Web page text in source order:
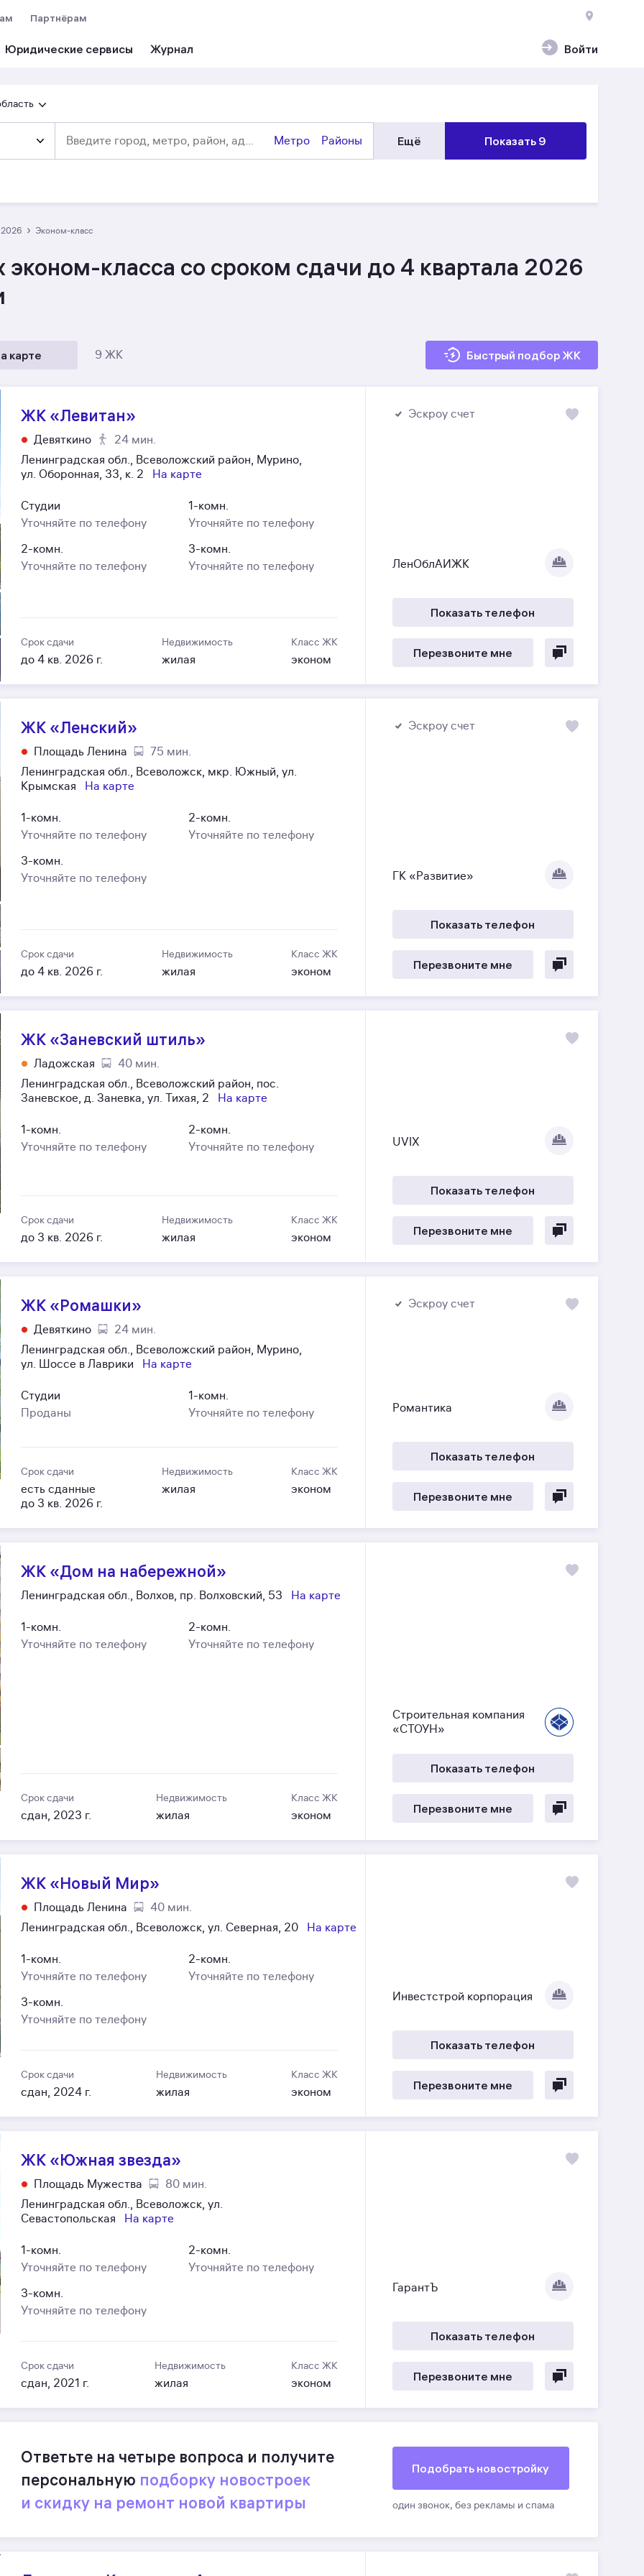
Войти
Юридические сервисы
Партнёрам
Метро Районы Ещё Показать 9
2026 › эконом-класс
эконом-класса со сроком сдачи до 4 квартала 2026
карте 9 ЖК Быстрый подбор ЖК
ЖК «Левитан»
Девяткино
24 мин.
Ленинградская обл., Всеволожский район, Мурино,
ул. Оборонная, 33, к. 2
На карте
Студии
Уточняйте по телефону
1-комн.
Уточняйте по телефону
2-комн.
Уточняйте по телефону
3-комн.
Уточняйте по телефону
Срок сдачи
до 4 кв. 2026 г.
Недвижимость
жилая
Класс ЖК
эконом
Эскроу счет
ЛенОблАИЖК
Показать телефон
Перезвоните мне
ЖК «Ленский»
Площадь Ленина
75 мин.
Ленинградская обл., Всеволожск, мкр. Южный, ул.
Крымская
На карте
1-комн.
Уточняйте по телефону
2-комн.
Уточняйте по телефону
3-комн.
Уточняйте по телефону
Срок сдачи
до 4 кв. 2026 г.
Недвижимость
жилая
Класс ЖК
эконом
Эскроу счет
ГК «Развитие»
Показать телефон
Перезвоните мне
ЖК «Заневский штиль»
Ладожская
40 мин.
Ленинградская обл., Всеволожский район, пос.
Заневское, д. Заневка, ул. Тихая, 2
На карте
1-комн.
Уточняйте по телефону
2-комн.
Уточняйте по телефону
Срок сдачи
до 3 кв. 2026 г.
Недвижимость
жилая
Класс ЖК
эконом
UVIX
Показать телефон
Перезвоните мне
ЖК «Ромашки»
Девяткино
24 мин.
Ленинградская обл., Всеволожский район, Мурино,
ул. Шоссе в Лаврики
На карте
Студии
Проданы
1-комн.
Уточняйте по телефону
Срок сдачи
есть сданные
до 3 кв. 2026 г.
Недвижимость
жилая
Класс ЖК
эконом
Эскроу счет
Романтика
Показать телефон
Перезвоните мне
ЖК «Дом на набережной»
Ленинградская обл., Волхов, пр. Волховский, 53 На карте
1-комн.
Уточняйте по телефону
2-комн.
Уточняйте по телефону
Срок сдачи
сдан, 2023 г.
Недвижимость
жилая
Класс ЖК
эконом
Строительная компания
«СТОУН»
Показать телефон
Перезвоните мне
ЖК «Новый Мир»
Площадь Ленина
40 мин.
Ленинградская обл., Всеволожск, ул. Северная, 20
На карте
1-комн.
Уточняйте по телефону
2-комн.
Уточняйте по телефону
3-комн.
Уточняйте по телефону
Срок сдачи
сдан, 2024 г.
Недвижимость
жилая
Класс ЖК
эконом
Инвестстрой корпорация
Показать телефон
Перезвоните мне
ЖК «Южная звезда»
Площадь Мужества
80 мин.
Ленинградская обл., Всеволожск, ул.
Севастопольская
На карте
1-комн.
Уточняйте по телефону
2-комн.
Уточняйте по телефону
3-комн.
Уточняйте по телефону
Срок сдачи
сдан, 2021 г.
Недвижимость
жилая
Класс ЖК
эконом
ГарантЪ
Показать телефон
Перезвоните мне
Ответьте на четыре вопроса и получите
персональную подборку новостроек
и скидку на ремонт новой квартиры
Подобрать новостройку
один звонок, без рекламы и спама